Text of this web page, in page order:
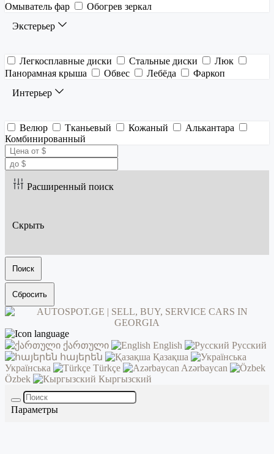
Омыватель фар
Обогрев зеркал
Экстерьер
Легкосплавные диски Стальные диски
Люк
Панорамная крыша
Обвес Лебёда
Фаркоп
Интерьер
Велюр Тканьевый Кожаный
Алькантара
Комбинированный
Расширенный поиск
Скрыть
Поиск
Сбросить
ქართული English
Русский
հայերեն
Қазақша
Українська
Türkçe
Azərbaycan
Özbek
Кыргызский
Параметры